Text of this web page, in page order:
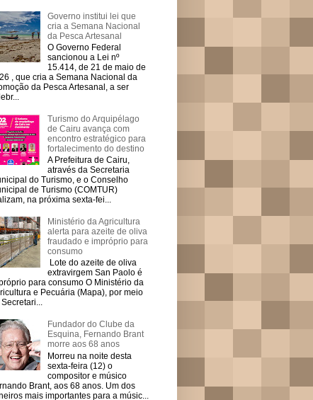
Governo institui lei que
cria a Semana Nacional
da Pesca Artesanal
O Governo Federal
sancionou a Lei nº
15.414, de 21 de maio de
, que cria a Semana Nacional da
da Pesca Artesanal, a ser
Turismo do Arquipélago
de Cairu avança com
encontro estratégico para
fortalecimento do destino
A Prefeitura de Cairu,
através da Secretaria
do Turismo, e o Conselho
de Turismo (COMTUR)
na próxima sexta-fei...
Ministério da Agricultura
alerta para azeite de oliva
fraudado e impróprio para
consumo
Lote do azeite de oliva
extravirgem San Paolo é
para consumo O Ministério da
e Pecuária (Mapa), por meio
Fundador do Clube da
Esquina, Fernando Brant
morre aos 68 anos
Morreu na noite desta
sexta-feira (12) o
compositor e músico
Brant, aos 68 anos. Um dos
mais importantes para a músic...